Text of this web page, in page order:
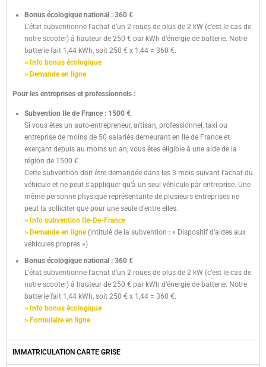
Bonus écologique national : 360 €
L’état subventionne l’achat d’un 2 roues de plus de 2 kW (c’est le cas de
notre scooter) à hauteur de 250 € par kWh d’énergie de batterie. Notre
batterie fait 1,44 kWh, soit 250 € x 1,44 = 360 €.
> Info bonus écologique
> Demande en ligne
Pour les entreprises et professionnels :
Subvention Ile de France : 1500 €
Si vous êtes un auto-entrepreneur, artisan, professionnel, taxi ou
entreprise de moins de 50 salariés demeurant en Ile de France et
exerçant depuis au moins un an, vous êtes éligible à une aide de la
région de 1500 €.
Cette subvention doit être demandée dans les 3 mois suivant l’achat du
véhicule et ne peut s’appliquer qu’à un seul véhicule par entreprise. Une
même personne physique représentante de plusieurs entreprises ne
peut la solliciter que pour une seule d’entre elles.
> Info subvention Ile-De-France
> Demande en ligne(intitulé de la subvention : « Dispositif d’aides aux
véhicules propres »)
Bonus écologique national : 360 €
L’état subventionne l’achat d’un 2 roues de plus de 2 kW (c’est le cas de
notre scooter) à hauteur de 250 € par kWh d’énergie de batterie. Notre
batterie fait 1,44 kWh, soit 250 € x 1,44 = 360 €.
> Info bonus écologique
> Formulaire en ligne
IMMATRICULATION CARTE GRISE